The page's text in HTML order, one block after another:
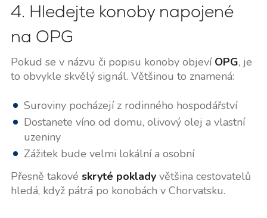
4. Hledejte konoby napojené
na OPG
Pokud se v názvu či popisu konoby objeví OPG, je
to obvykle skvělý signál. Většinou to znamená:
Suroviny pocházejí z rodinného hospodářství
Dostanete víno od domu, olivový olej a vlastní
uzeniny
Zážitek bude velmi lokální a osobní
Přesně takové skryté pokladyvětšina cestovatelů
hledá, když pátrá po konobách v Chorvatsku.